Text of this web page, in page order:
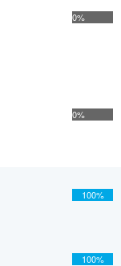
0%
0%
100%
100%